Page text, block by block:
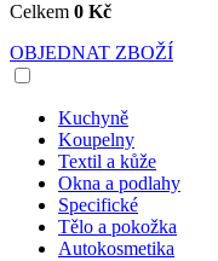
Celkem 0 Kč
OBJEDNAT ZBOŽÍ
Kuchyně
Koupelny
Textil a kůže
Okna a podlahy
Specifické
Tělo a pokožka
Autokosmetika